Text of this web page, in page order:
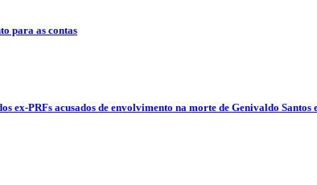
para as contas
ex-PRFs acusados de envolvimento na morte de Genivaldo Santos